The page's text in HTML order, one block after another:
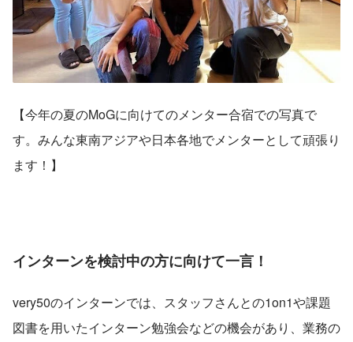
【今年の夏のMoGに向けてのメンター合宿での写真で
す。みんな東南アジアや日本各地でメンターとして頑張り
ます！】
インターンを検討中の方に向けて一言！
very50のインターンでは、スタッフさんとの1on1や課題
図書を用いたインターン勉強会などの機会があり、業務の